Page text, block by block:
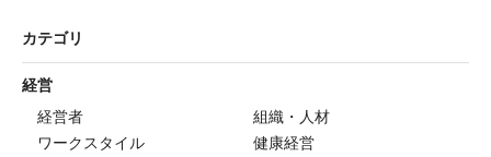
カテゴリ
経営
経営者
組織・人材
ワークスタイル
健康経営